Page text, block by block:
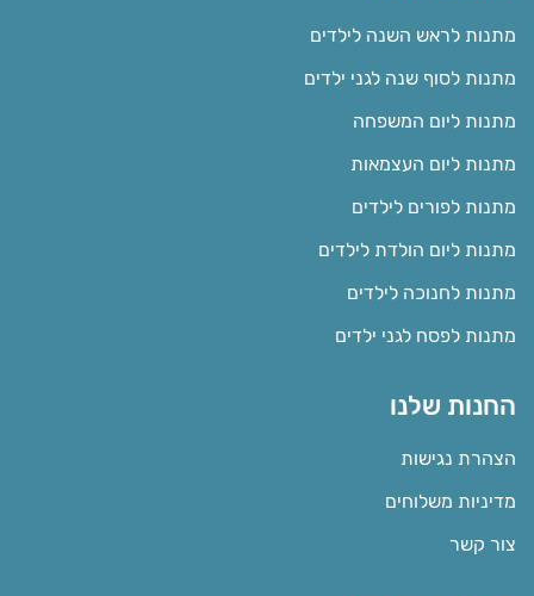
מתנות לראש השנה לילדים
מתנות לסוף שנה לגני ילדים
מתנות ליום המשפחה
מתנות ליום העצמאות
מתנות לפורים לילדים
מתנות ליום הולדת לילדים
מתנות לחנוכה לילדים
מתנות לפסח לגני ילדים
החנות שלנו
הצהרת נגישות
מדיניות משלוחים
צור קשר